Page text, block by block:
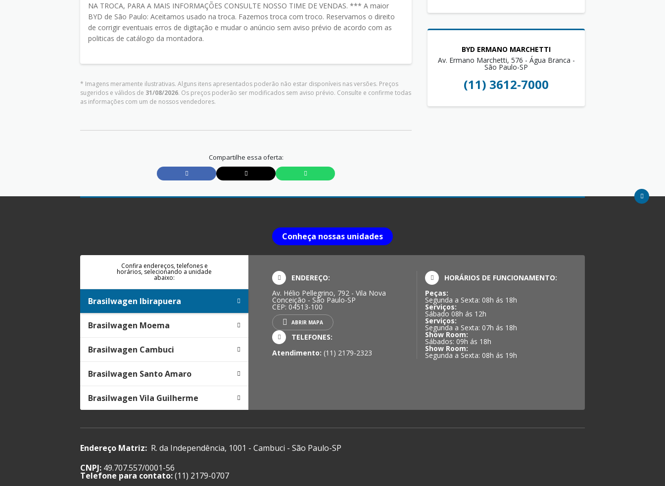
NA TROCA, PARA A MAIS INFORMAÇÕES CONSULTE NOSSO TIME DE VENDAS. *** A maior
BYD de São Paulo: Aceitamos usado na troca. Fazemos troca com troco. Reservamos o direito
de corrigir eventuais erros de digitação e mudar o anúncio sem aviso prévio de acordo com as
politicas de catálogo da montadora.
* Imagens meramente ilustrativas. Alguns itens apresentados poderão não estar disponíveis nas versões. Preços
sugeridos e válidos de 31/08/2026. Os preços poderão ser modificados sem aviso prévio. Consulte e confirme todas
as informações com um de nossos vendedores.
Compartilhe essa oferta:
BYD ERMANO MARCHETTI
Av. Ermano Marchetti, 576 - Água Branca -
São Paulo-SP
(11) 3612-7000
Conheça nossas unidades
Confira endereços, telefones e
horários, selecionando a unidade
abaixo:
Brasilwagen Ibirapuera
Brasilwagen Moema
Brasilwagen Cambuci
Brasilwagen Santo Amaro
Brasilwagen Vila Guilherme
ENDEREÇO:
Av. Hélio Pellegrino, 792 - Vila Nova
Conceição - São Paulo-SP
CEP: 04513-100
ABRIR MAPA
TELEFONES:
Atendimento: (11) 2179-2323
HORÁRIOS DE FUNCIONAMENTO:
Peças:
Segunda a Sexta: 08h ás 18h
Serviços:
Sábado 08h ás 12h
Serviços:
Segunda a Sexta: 07h ás 18h
Show Room:
Sábados: 09h ás 18h
Show Room:
Segunda a Sexta: 08h ás 19h
Endereço Matriz: R. da Independência, 1001 - Cambuci - São Paulo-SP
CNPJ: 49.707.557/0001-56
Telefone para contato:(11) 2179-0707